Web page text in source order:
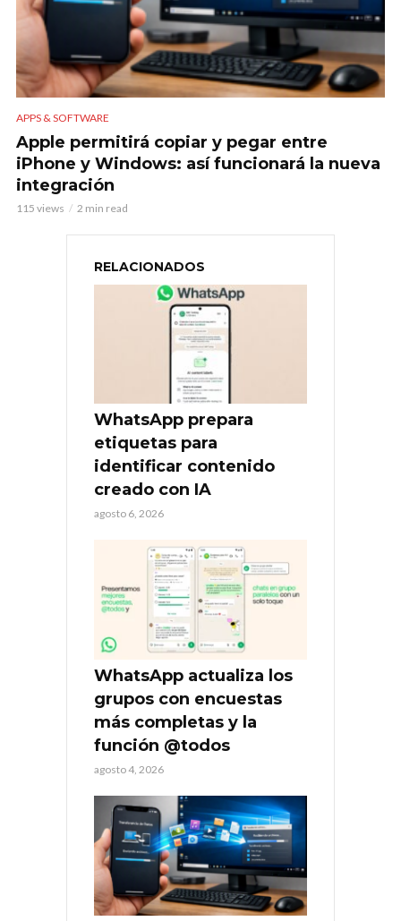
APPS & SOFTWARE
Apple permitirá copiar y pegar entre
iPhone y Windows: así funcionará la nueva
integración
115 views 2 min read
RELACIONADOS
WhatsApp prepara
etiquetas para
identificar contenido
creado con IA
agosto 6, 2026
WhatsApp actualiza los
grupos con encuestas
más completas y la
función @todos
agosto 4, 2026